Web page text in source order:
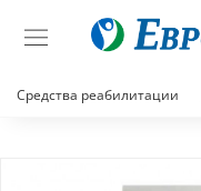
Средства реабилитации